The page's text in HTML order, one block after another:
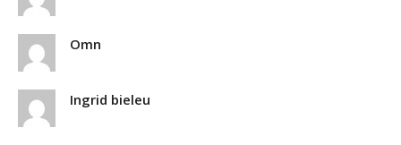
Omn
Ingrid bieleu